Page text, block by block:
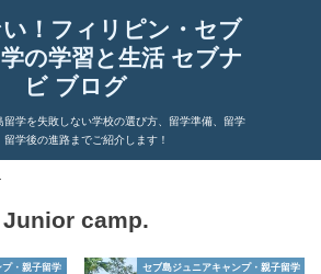
！フィリピン・セブ
の学習と生活 セブナ
ビ ブログ
留学を失敗しない学校の選び方、留学準備、留学
留学後の進路までご紹介します！
Junior camp.
・親子留学 セブ島ジュニアキャンプ・親子留学